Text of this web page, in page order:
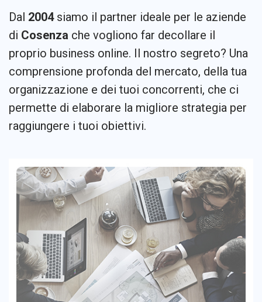
Dal 2004siamo il partner ideale per le aziende
di Cosenza che vogliono far decollare il
proprio business online. Il nostro segreto? Una
comprensione profonda del mercato, della tua
organizzazione e dei tuoi concorrenti, che ci
permette di elaborare la migliore strategia per
raggiungere i tuoi obiettivi.